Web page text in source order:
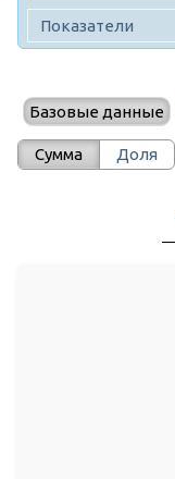
Базовые данные
Сумма Доля